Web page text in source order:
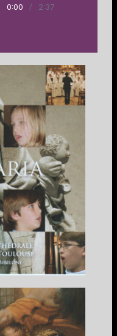
2:56
4:02
hands
2:21
0:00 / 2:37